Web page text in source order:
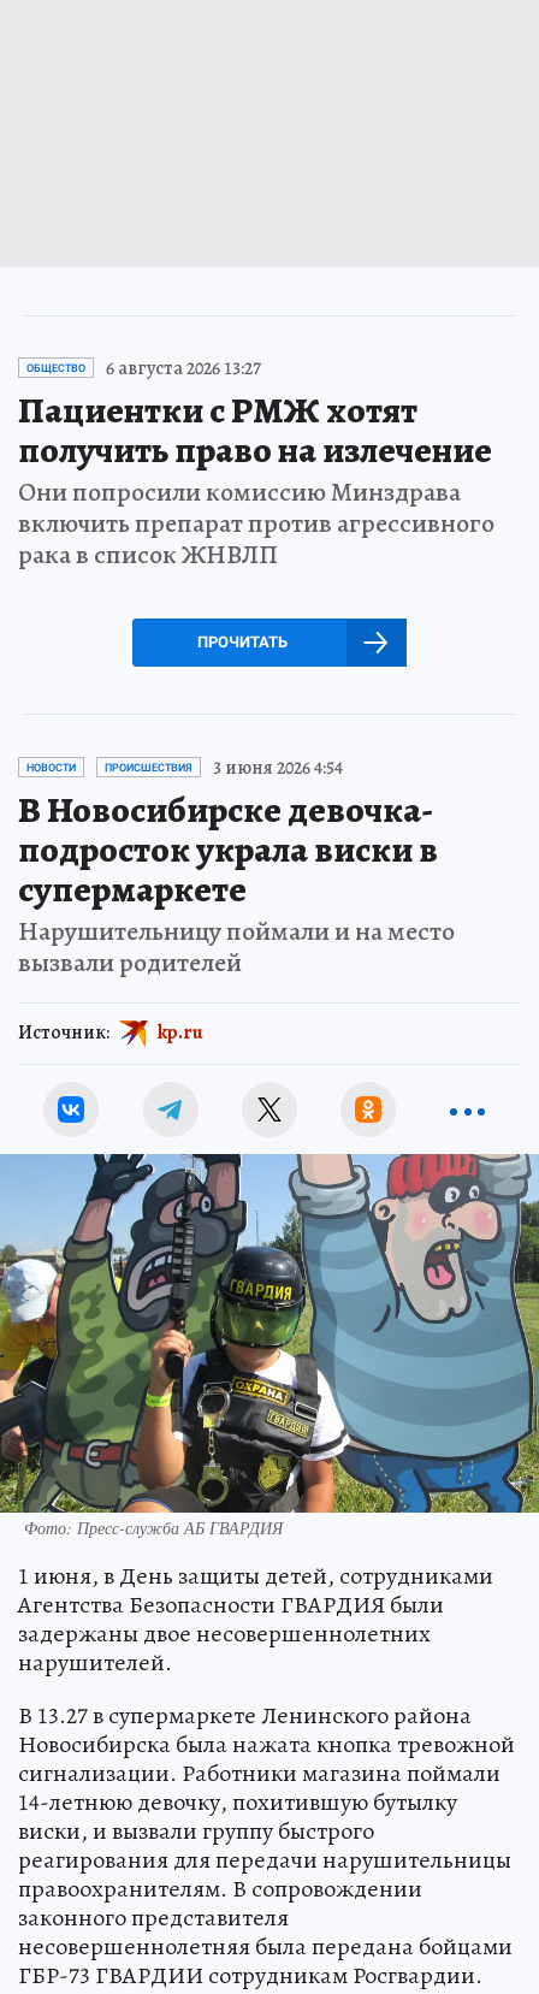
ОБЩЕСТВО 6 августа 2026 13:27
Пациентки с РМЖ хотят
получить право на излечение
Они попросили комиссию Минздрава
включить препарат против агрессивного
рака в список ЖНВЛП
ПРОЧИТАТЬ
НОВОСТИ ПРОИСШЕСТВИЯ 3 июня 2026 4:54
В Новосибирске девочка-
подросток украла виски в
супермаркете
Нарушительницу поймали и на место
вызвали родителей
Источник: kp.ru
Фото: Пресс-служба АБ ГВАРДИЯ
1 июня, в День защиты детей, сотрудниками
Агентства Безопасности ГВАРДИЯ были
задержаны двое несовершеннолетних
нарушителей.
В 13.27 в супермаркете Ленинского района
Новосибирска была нажата кнопка тревожной
сигнализации. Работники магазина поймали
14-летнюю девочку, похитившую бутылку
виски, и вызвали группу быстрого
реагирования для передачи нарушительницы
правоохранителям. В сопровождении
законного представителя
несовершеннолетняя была передана бойцами
ГБР-73 ГВАРДИИ сотрудникам Росгвардии.